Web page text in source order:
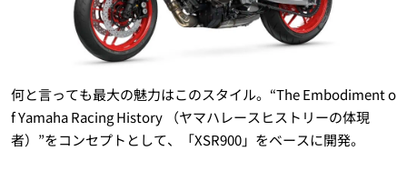
何と言っても最大の魅力はこのスタイル。“The Embodiment o
f Yamaha Racing History （ヤマハレースヒストリーの体現
者）”をコンセプトとして、「XSR900」をベースに開発。